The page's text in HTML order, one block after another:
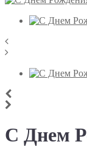
С Днем